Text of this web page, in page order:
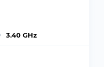
3.40 GHz